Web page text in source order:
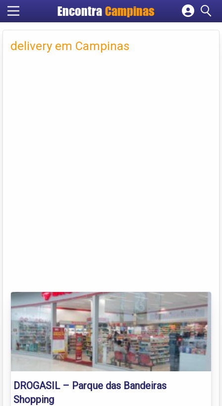
Encontra Campinas
Cadastrar empresa
Criar conta
delivery em Campinas
DROGASIL – Parque das Bandeiras
Shopping